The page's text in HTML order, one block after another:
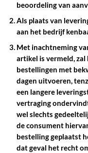
beoordeling van
Als plaats van
aan het bedrijf
Met inachtneming
artikel is vermeld,
bestellingen met
dagen uitvoeren,
een langere
vertraging
wel slechts
de consument
bestelling geplaatst
dat geval het recht